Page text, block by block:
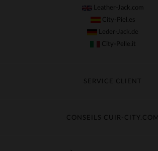
Leather-Jack.com
City-Piel.es
Leder-Jack.de
City-Pelle.it
SERVICE CLIENT
Échange & Remboursement
CONSEILS CUIR-CITY.COM